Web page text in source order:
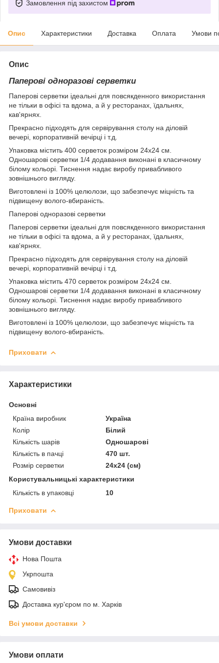
Замовлення під захистом
Опис Характеристики Доставка Оплата Умови
Опис
Паперові одноразові серветки
Паперові серветки ідеальні для повсякденного використання
не тільки в офісі та вдома, а й у ресторанах, їдальнях,
кав'ярнях.
Прекрасно підходять для сервірування столу на діловій
вечері, корпоративній вечірці і т.д.
Упаковка містить 400 серветок розміром 24х24 см.
Одношарові серветки 1/4 додавання виконані в класичному
білому кольорі. Тиснення надає виробу привабливого
зовнішнього вигляду.
Виготовлені із 100% целюлози, що забезпечує міцність та
підвищену волого-вбираність.
Паперові одноразові серветки
Паперові серветки ідеальні для повсякденного використання
не тільки в офісі та вдома, а й у ресторанах, їдальнях,
кав'ярнях.
Прекрасно підходять для сервірування столу на діловій
вечері, корпоративній вечірці і т.д.
Упаковка містить 470 серветок розміром 24х24 см.
Одношарові серветки 1/4 додавання виконані в класичному
білому кольорі. Тиснення надає виробу привабливого
зовнішнього вигляду.
Виготовлені із 100% целюлози, що забезпечує міцність та
підвищену волого-вбираність.
Приховати
Характеристики
Основні
Країна виробник
Україна
Колір
Білий
Кількість шарів
Одношарові
Кількість в пачці
470 шт.
Розмір серветки
24х24 (см)
Користувальницькі характеристики
Кількість в упаковці
10
Приховати
Умови доставки
Нова Пошта
Укрпошта
Самовивіз
Доставка кур'єром по м. Харків
Всі умови доставки
Умови оплати